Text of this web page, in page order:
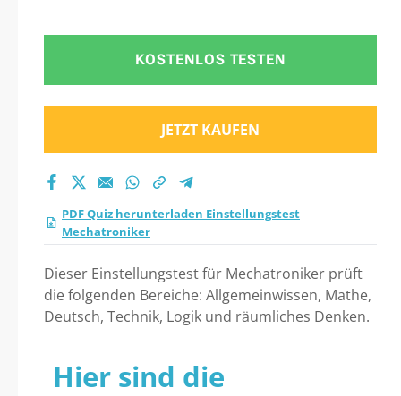
KOSTENLOS TESTEN
JETZT KAUFEN
PDF Quiz herunterladen Einstellungstest
Mechatroniker
Dieser Einstellungstest für Mechatroniker prüft
die folgenden Bereiche: Allgemeinwissen, Mathe,
Deutsch, Technik, Logik und räumliches Denken.
Hier sind die